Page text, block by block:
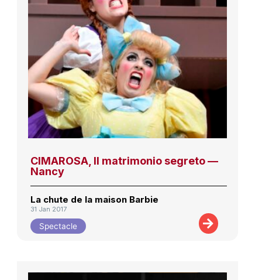
CIMAROSA, Il matrimonio segreto —
Nancy
La chute de la maison Barbie
31 Jan 2017
Spectacle